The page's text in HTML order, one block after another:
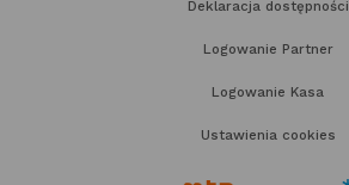
Deklaracja dostępności
Logowanie Partner
Logowanie Kasa
Ustawienia cookies